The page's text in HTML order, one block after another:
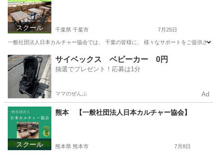
スクール 千葉県 千葉市 7月25日
一般社団法人日本カルチャー協会では、 千葉の皆様に、 様々なサポートをご提供さ
千葉 千葉市 その他 オンライン
サイベックス ベビーカー 0円
抽選でプレゼント！応募は1分
ママのぜんぶ Ad
スクール
熊本 【一般社団法人日本カルチャー協会】
熊本県 熊本市 7月8日